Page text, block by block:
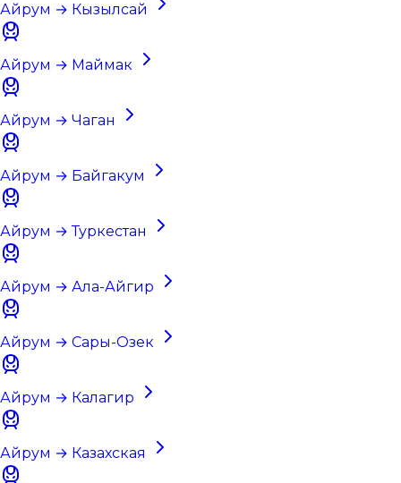
Айрум → Кызылсай
Айрум → Маймак
Айрум → Чаган
Айрум → Байгакум
Айрум → Туркестан
Айрум → Ала-Айгир
Айрум → Сары-Озек
Айрум → Калагир
Айрум → Казахская